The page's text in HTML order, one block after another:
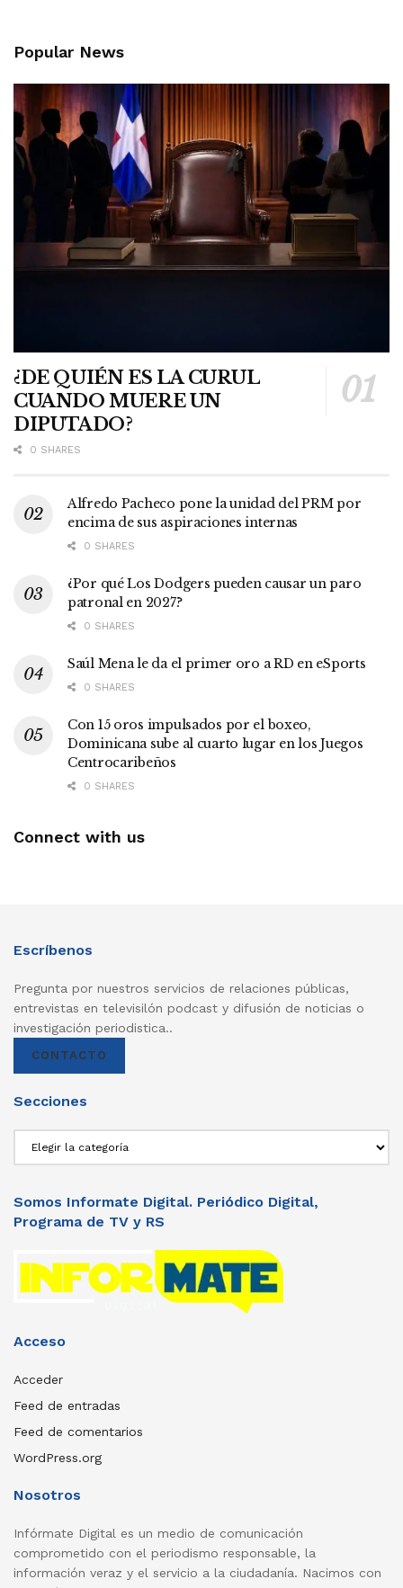
Popular News
¿DE QUIÉN ES LA CURUL
CUANDO MUERE UN
DIPUTADO?
0 SHARES
Alfredo Pacheco pone la unidad del PRM por
encima de sus aspiraciones internas
0 SHARES
¿Por qué Los Dodgers pueden causar un paro
patronal en 2027?
0 SHARES
Saúl Mena le da el primer oro a RD en eSports
0 SHARES
Con 15 oros impulsados por el boxeo,
Dominicana sube al cuarto lugar en los Juegos
Centrocaribeños
0 SHARES
Connect with us
Escríbenos
Pregunta por nuestros servicios de relaciones públicas,
entrevistas en televisilón podcast y difusión de noticias o
investigación periodistica..
CONTACTO
Secciones
Somos Informate Digital. Periódico Digital,
Programa de TV y RS
Acceso
Acceder
Feed de entradas
Feed de comentarios
WordPress.org
Nosotros
Infórmate Digital es un medio de comunicación
comprometido con el periodismo responsable, la
información veraz y el servicio a la ciudadanía. Nacimos con